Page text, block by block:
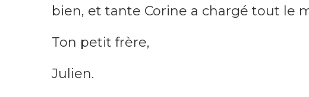
bien, et tante Corine a chargé tout le
Ton petit frère,
Julien.